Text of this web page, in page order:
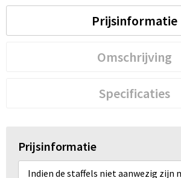
Prijsinformatie
Omschrijving
Specificaties
Prijsinformatie
Indien de staffels niet aanwezig zijn